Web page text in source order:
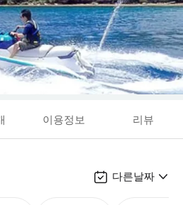
이용정보 리뷰
다른날짜